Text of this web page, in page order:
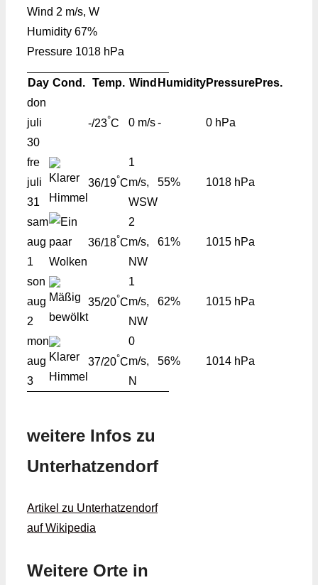
Wind 2 m/s, W
Humidity 67%
Pressure 1018 hPa
Day Cond. Temp. Wind HumidityPressurePres.
don
juli
30
-/23°C 0 m/s- 0 hPa
fre
juli
31
36/19°C
1
m/s,
WSW
55% 1018 hPa
sam
aug
1
36/18°C
2
m/s,
NW
61% 1015 hPa
son
aug
2
35/20°C
1
m/s,
NW
62% 1015 hPa
mon
aug
3
37/20°C
0
m/s,
N
56% 1014 hPa
weitere Infos zu
Unterhatzendorf
Artikel zu Unterhatzendorf
auf Wikipedia
Weitere Orte in